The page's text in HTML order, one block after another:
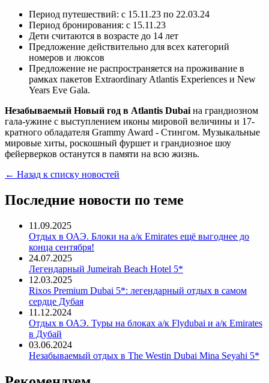
Период путешествий: с 15.11.23 по 22.03.24
Период бронирования: с 15.11.23
Дети считаются в возрасте до 14 лет
Предложение действительно для всех категорий
номеров и люксов
Предложение не распространяется на проживание в
рамках пакетов Extraordinary Atlantis Experiences и New
Years Eve Gala.
Незабываемый Новый год в Atlantis Dubai на грандиозном
гала-ужине c выступлением иконы мировой величины и 17-
кратного обладателя Grammy Award - Стингом. Музыкальные
мировые хиты, роскошный фуршет и грандиозное шоу
фейерверков останутся в памяти на всю жизнь.
← Назад к списку новостей
Последние новости по теме
11.09.2025
Отдых в ОАЭ. Блоки на а/к Emirates ещё выгоднее до
конца сентября!
24.07.2025
Легендарный Jumeirah Beach Hotel 5*
12.03.2025
Rixos Premium Dubai 5*: легендарный отдых в самом
сердце Дубая
11.12.2024
Отдых в ОАЭ. Туры на блоках а/к Flydubai и а/к Emirates
в Дубай
03.06.2024
Незабываемый отдых в The Westin Dubai Mina Seyahi 5*